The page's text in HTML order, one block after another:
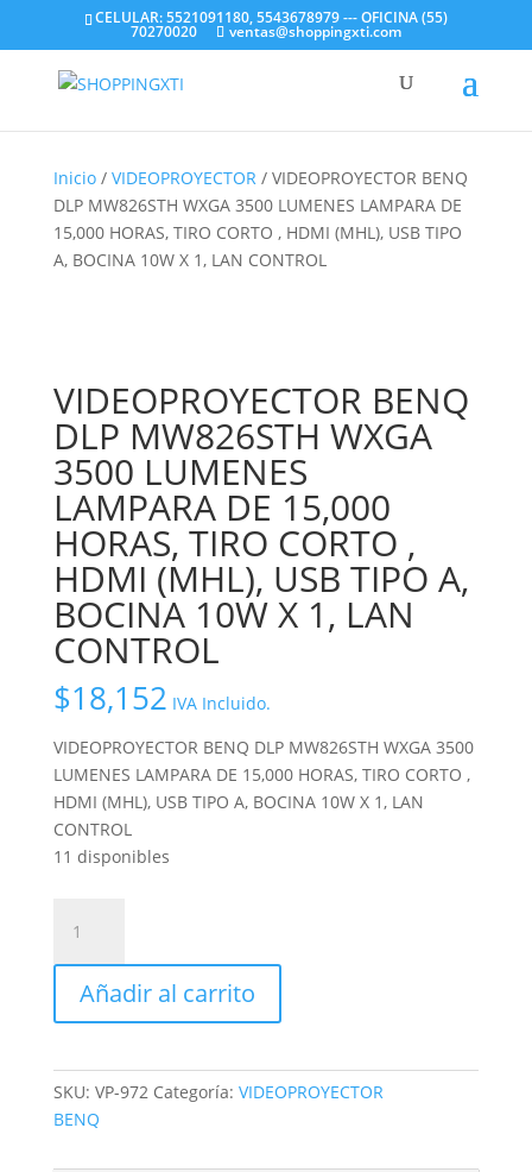
CELULAR: 5521091180, 5543678979 --- OFICINA (55)
70270020 ventas@shoppingxti.com
Inicio/ VIDEOPROYECTOR/ VIDEOPROYECTOR BENQ
DLP MW826STH WXGA 3500 LUMENES LAMPARA DE
15,000 HORAS, TIRO CORTO , HDMI (MHL), USB TIPO
A, BOCINA 10W X 1, LAN CONTROL
VIDEOPROYECTOR BENQ
DLP MW826STH WXGA
3500 LUMENES
LAMPARA DE 15,000
HORAS, TIRO CORTO ,
HDMI (MHL), USB TIPO A,
BOCINA 10W X 1, LAN
CONTROL
$18,152 IVA Incluido.
VIDEOPROYECTOR BENQ DLP MW826STH WXGA 3500
LUMENES LAMPARA DE 15,000 HORAS, TIRO CORTO ,
HDMI (MHL), USB TIPO A, BOCINA 10W X 1, LAN
CONTROL
11 disponibles
BENQ
DLP
MW826STH
WXGA
LUMENES
LAMPARA
DE
Añadir al carrito
SKU: VP-972 Categoría: VIDEOPROYECTOR
BENQ